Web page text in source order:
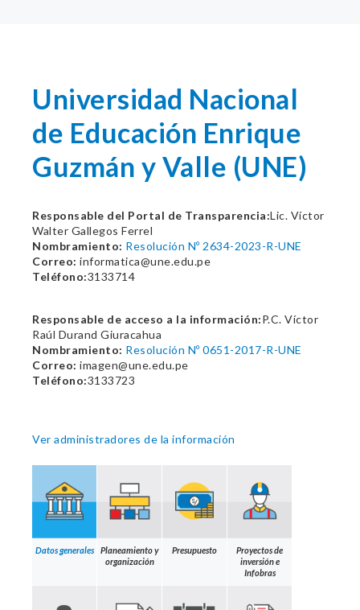
Universidad Nacional
de Educación Enrique
Guzmán y Valle (UNE)
Responsable del Portal de Transparencia:Lic. Víctor
Walter Gallegos Ferrel
Nombramiento: Resolución Nº 2634-2023-R-UNE
Correo: informatica@une.edu.pe
Teléfono:3133714
Responsable de acceso a la información:P.C. Víctor
Raúl Durand Giuracahua
Nombramiento: Resolución Nº 0651-2017-R-UNE
Correo: imagen@une.edu.pe
Teléfono:3133723
Ver administradores de la información
Datos generales
Planeamiento y
organización
Presupuesto
Proyectos de
inversión e
Infobras